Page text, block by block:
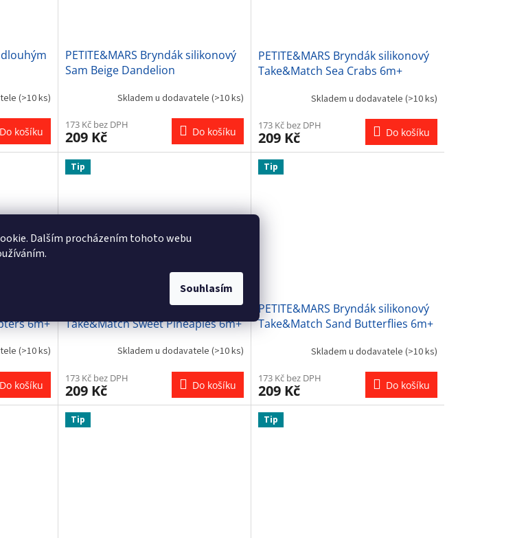
Dalším procházením tohoto webu
Souhlasím
dlouhým
(>10 ks)
Do košíku
PETITE&MARS Bryndák silikonový
Sam Beige Dandelion
Skladem u dodavatele (>10 ks)
173 Kč bez DPH
209 Kč Do košíku
PETITE&MARS Bryndák silikonový
Take&Match Sea Crabs 6m+
Skladem u dodavatele (>10 ks)
173 Kč bez DPH
209 Kč Do košíku
6m+
(>10 ks)
Do košíku
Tip
PETITE&MARS Bryndák silikonový
Take&Match Sweet Pineaples 6m+
Skladem u dodavatele (>10 ks)
173 Kč bez DPH
209 Kč Do košíku
Tip
PETITE&MARS Bryndák silikonový
Take&Match Sand Butterflies 6m+
Skladem u dodavatele (>10 ks)
173 Kč bez DPH
209 Kč Do košíku
Tip Tip